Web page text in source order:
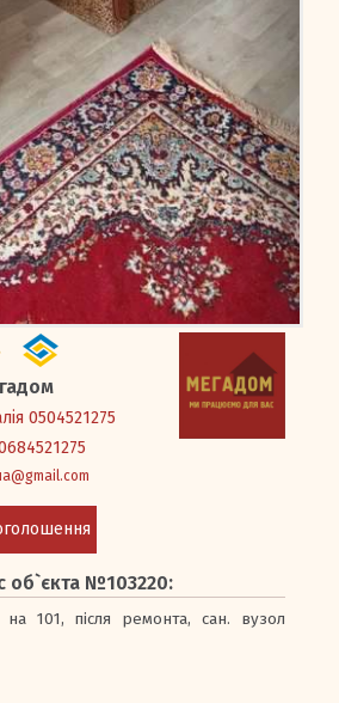
0504521275
об`єкта №103220:
101, після ремонта, сан. вузол